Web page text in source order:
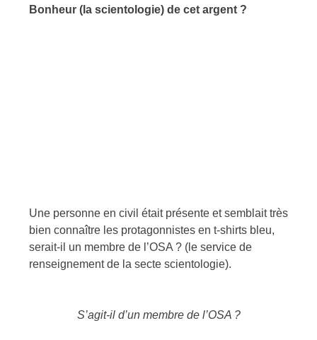
Bonheur (la scientologie) de cet argent ?
Une personne en civil était présente et semblait très
bien connaître les protagonnistes en t-shirts bleu,
serait-il un membre de l’OSA ? (le service de
renseignement de la secte scientologie).
S’agit-il d’un membre de l’OSA ?